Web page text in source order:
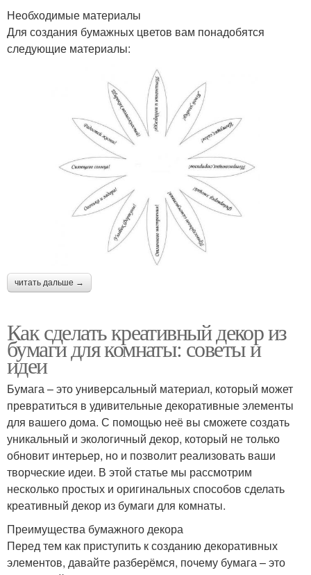
Необходимые материалы
Для создания бумажных цветов вам понадобятся
следующие материалы:
читать дальше →
Как сделать креативный декор из
бумаги для комнаты: советы и
идеи
Бумага – это универсальный материал, который может
превратиться в удивительные декоративные элементы
для вашего дома. С помощью неё вы сможете создать
уникальный и экологичный декор, который не только
обновит интерьер, но и позволит реализовать ваши
творческие идеи. В этой статье мы рассмотрим
несколько простых и оригинальных способов сделать
креативный декор из бумаги для комнаты.
Преимущества бумажного декора
Перед тем как приступить к созданию декоративных
элементов, давайте разберёмся, почему бумага – это